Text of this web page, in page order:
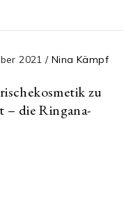
2021/ Nina Kämpf
zu
– die Ringana-